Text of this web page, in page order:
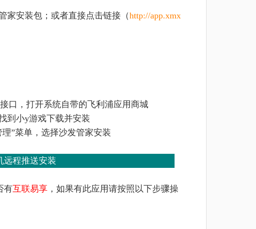
家安装包；或者直接点击链接（http://app.xmx
口，打开系统自带的飞利浦应用商城
到小y游戏下载并安装
”菜单，选择沙发管家安装
远程推送安装
有互联易享，如果有此应用请按照以下步骤操